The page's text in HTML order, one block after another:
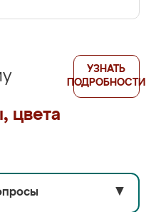
цвета
УЗНАТЬ
ПОДРОБНОСТИ
▼